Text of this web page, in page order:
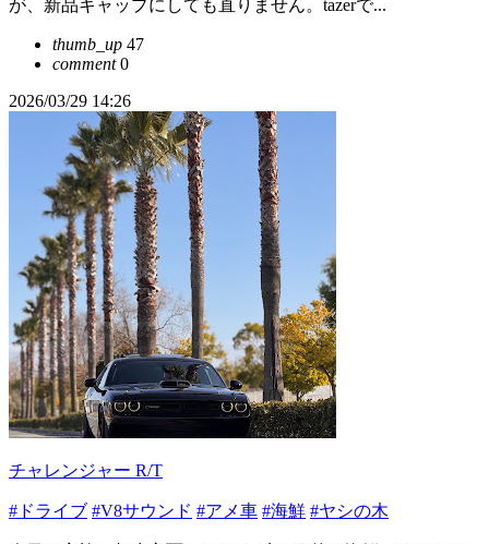
が、新品キャップにしても直りません。tazerで...
thumb_up 47
comment0
2026/03/29 14:26
チャレンジャー R/T
#ドライブ #V8サウンド #アメ車 #海鮮 #ヤシの木